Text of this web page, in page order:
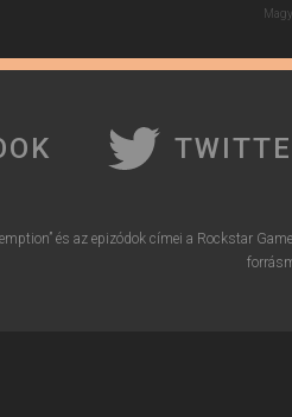
és az epizódok címei a Rockstar